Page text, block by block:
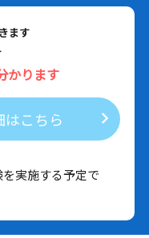
ます
かります
こちら
実施する予定で